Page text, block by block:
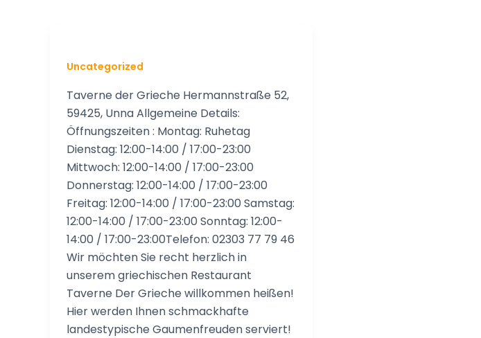
Uncategorized
Taverne der Grieche Hermannstraße 52,
59425, Unna Allgemeine Details:
Öffnungszeiten : Montag: Ruhetag
Dienstag: 12:00-14:00 / 17:00-23:00
Mittwoch: 12:00-14:00 / 17:00-23:00
Donnerstag: 12:00-14:00 / 17:00-23:00
Freitag: 12:00-14:00 / 17:00-23:00 Samstag:
12:00-14:00 / 17:00-23:00 Sonntag: 12:00-
14:00 / 17:00-23:00Telefon: 02303 77 79 46
Wir möchten Sie recht herzlich in
unserem griechischen Restaurant
Taverne Der Grieche willkommen heißen!
Hier werden Ihnen schmackhafte
landestypische Gaumenfreuden serviert!